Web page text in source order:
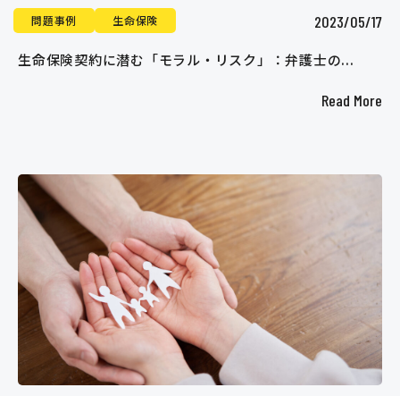
問題事例 生命保険 2023/05/17
生命保険契約に潜む「モラル・リスク」：弁護士の...
Read More